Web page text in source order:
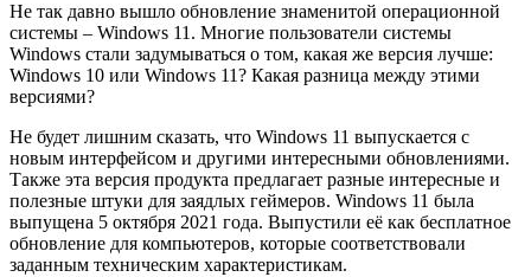
Не так давно вышло обновление знаменитой операционной
системы – Windows 11. Многие пользователи системы
Windows стали задумываться о том, какая же версия лучше:
Windows 10 или Windows 11? Какая разница между этими
версиями?
Не будет лишним сказать, что Windows 11 выпускается с
новым интерфейсом и другими интересными обновлениями.
Также эта версия продукта предлагает разные интересные и
полезные штуки для заядлых геймеров. Windows 11 была
выпущена 5 октября 2021 года. Выпустили её как бесплатное
обновление для компьютеров, которые соответствовали
заданным техническим характеристикам.